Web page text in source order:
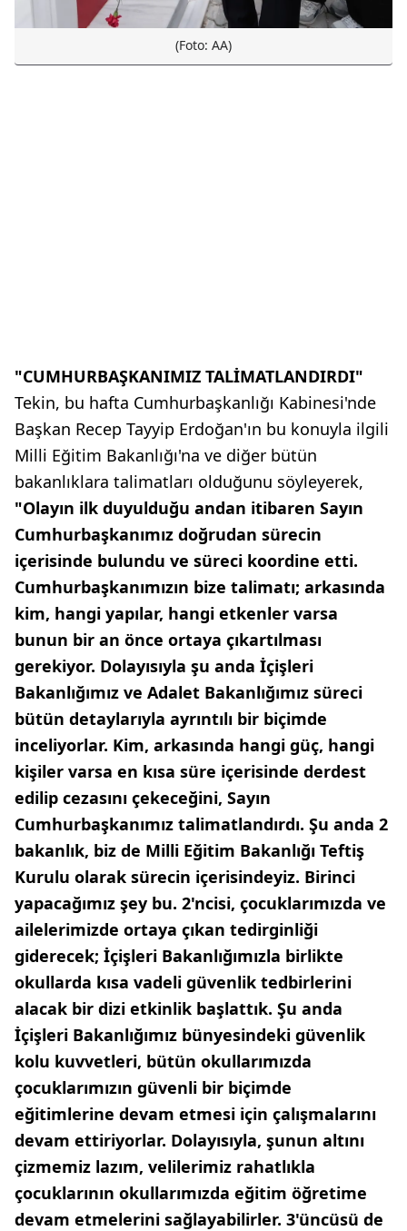
(Foto: AA)
"CUMHURBAŞKANIMIZ TALİMATLANDIRDI"
Tekin, bu hafta Cumhurbaşkanlığı Kabinesi'nde
Başkan Recep Tayyip Erdoğan'ın bu konuyla ilgili
Milli Eğitim Bakanlığı'na ve diğer bütün
bakanlıklara talimatları olduğunu söyleyerek,
"Olayın ilk duyulduğu andan itibaren Sayın
Cumhurbaşkanımız doğrudan sürecin
içerisinde bulundu ve süreci koordine etti.
Cumhurbaşkanımızın bize talimatı; arkasında
kim, hangi yapılar, hangi etkenler varsa
bunun bir an önce ortaya çıkartılması
gerekiyor. Dolayısıyla şu anda İçişleri
Bakanlığımız ve Adalet Bakanlığımız süreci
bütün detaylarıyla ayrıntılı bir biçimde
inceliyorlar. Kim, arkasında hangi güç, hangi
kişiler varsa en kısa süre içerisinde derdest
edilip cezasını çekeceğini, Sayın
Cumhurbaşkanımız talimatlandırdı. Şu anda 2
bakanlık, biz de Milli Eğitim Bakanlığı Teftiş
Kurulu olarak sürecin içerisindeyiz. Birinci
yapacağımız şey bu. 2'ncisi, çocuklarımızda ve
ailelerimizde ortaya çıkan tedirginliği
giderecek; İçişleri Bakanlığımızla birlikte
okullarda kısa vadeli güvenlik tedbirlerini
alacak bir dizi etkinlik başlattık. Şu anda
İçişleri Bakanlığımız bünyesindeki güvenlik
kolu kuvvetleri, bütün okullarımızda
çocuklarımızın güvenli bir biçimde
eğitimlerine devam etmesi için çalışmalarını
devam ettiriyorlar. Dolayısıyla, şunun altını
çizmemiz lazım, velilerimiz rahatlıkla
çocuklarının okullarımızda eğitim öğretime
devam etmelerini sağlayabilirler. 3'üncüsü de